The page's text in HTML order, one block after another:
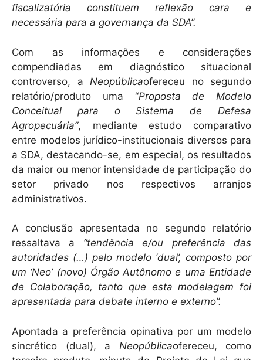
fiscalizatória constituem reflexão cara e
necessária para a governança da SDA”.
Com as informações e considerações
compendiadas em diagnóstico situacional
controverso, a Neopúblicaofereceu no segundo
relatório/produto uma “Proposta de Modelo
Conceitual para o Sistema de Defesa
Agropecuária”, mediante estudo comparativo
entre modelos jurídico-institucionais diversos para
a SDA, destacando-se, em especial, os resultados
da maior ou menor intensidade de participação do
setor privado nos respectivos arranjos
administrativos.
A conclusão apresentada no segundo relatório
ressaltava a “tendência e/ou preferência das
autoridades (…) pelo modelo ‘dual’, composto por
um ‘Neo’ (novo) Órgão Autônomo e uma Entidade
de Colaboração, tanto que esta modelagem foi
apresentada para debate interno e externo”.
Apontada a preferência opinativa por um modelo
sincrético (dual), a Neopúblicaofereceu, como